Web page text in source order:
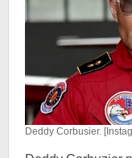
Deddy Corbusier.